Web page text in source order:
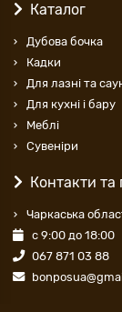
Каталог
Дубова бочка
Кадки
Для лазні та
Для кухні і бару
Меблі
Cувеніри
Контакти та
Чаркаська
с 9:00 до 18:00
067 871 03 88